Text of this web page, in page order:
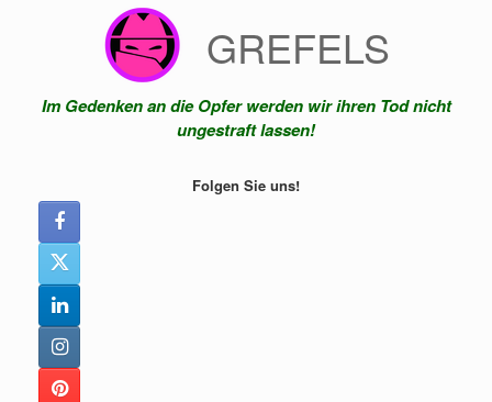
GREFELS
Im Gedenken an die Opfer werden wir ihren Tod nicht
ungestraft lassen!
Folgen Sie uns!